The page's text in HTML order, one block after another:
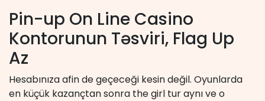
Pin-up On Line Casino
Kontorunun Təsviri, Flag Up
Az
Hesabınıza afin de geçeceği kesin değil. Oyunlarda
en küçük kazançtan sonra the girl tur aynı ve o